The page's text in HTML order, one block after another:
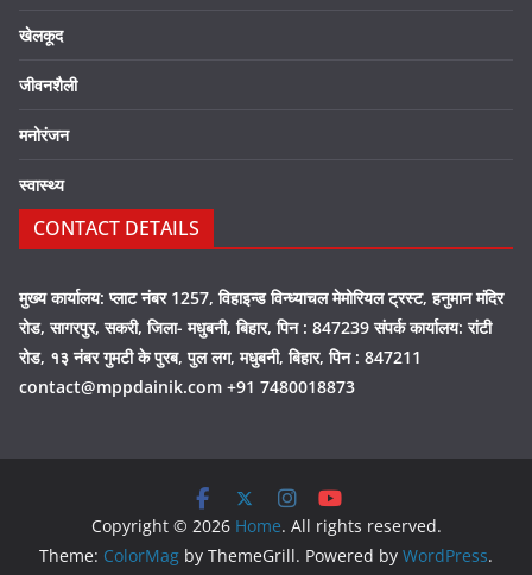
खेलकूद
जीवनशैली
मनोरंजन
स्वास्थ्य
CONTACT DETAILS
मुख्य कार्यालय: प्लाट नंबर 1257, विहाइन्ड विन्ध्याचल मेमोरियल ट्रस्ट, हनुमान मंदिर
रोड, सागरपुर, सकरी, जिला- मधुबनी, बिहार, पिन : 847239 संपर्क कार्यालय: रांटी
रोड, १३ नंबर गुमटी के पुरब, पुल लग, मधुबनी, बिहार, पिन : 847211
contact@mppdainik.com +91 7480018873
Copyright © 2026 Home. All rights reserved.
Theme: ColorMag by ThemeGrill. Powered by WordPress.